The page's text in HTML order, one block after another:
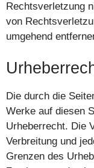
Rechtsverletzung
von
umgehend
Die durch die
Werke auf diesen
Urheberrecht. Die
Verbreitung und
Grenzen des